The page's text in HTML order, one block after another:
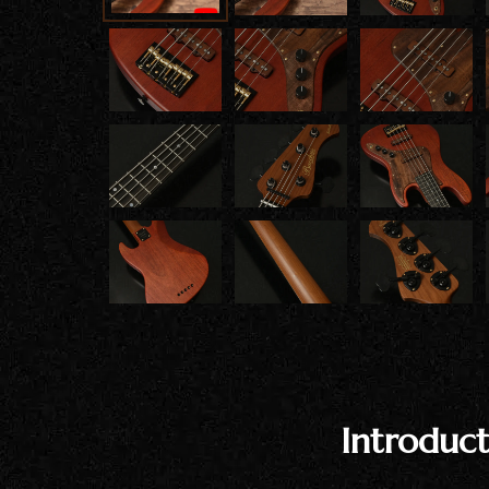
雑誌広
告
カタロ
グ・
パン
フレッ
ト
雑誌掲
載